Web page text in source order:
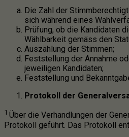
Die Zahl der
sich während eines
Prüfung, ob die Kandidaten
Wählbarkeit gemäss den
Auszählung der Stimmen;
Feststellung der Annahme
jeweiligen Kandidaten;
Feststellung und
Protokoll der
1 Über die Verhandlungen der
Protokoll geführt. Das Protokoll